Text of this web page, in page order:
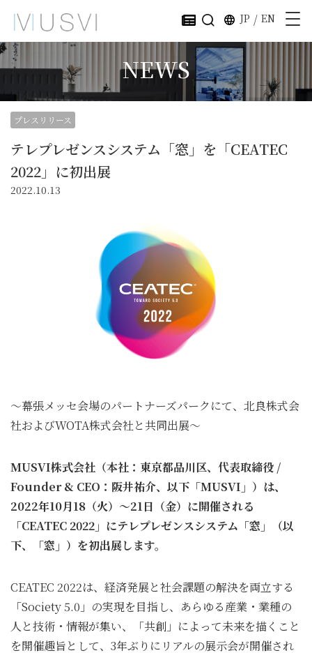
JP / EN
NEWS
プレスリリース
テレプレゼンスシステム「窓」を「CEATEC
2022」に初出展
2022.10.13
〜幕張メッセ会場のパートナーズパークにて、北良株式会
社およびWOTA株式会社と共同出展〜
MUSVI株式会社（本社：東京都品川区、代表取締役 /
Founder & CEO：阪井祐介、以下「MUSVI」）は、
2022年10月18（火）〜21日（金）に開催される
「CEATEC 2022」にテレプレゼンスシステム「窓」（以
下、「窓」）を初出展します。
CEATEC 2022は、経済発展と社会課題の解決を両立する
「Society 5.0」の実現を目指し、あらゆる産業・業種の
人と技術・情報が集い、「共創」によって未来を描くこと
を開催趣旨として、3年ぶりにリアルの展示会が開催され